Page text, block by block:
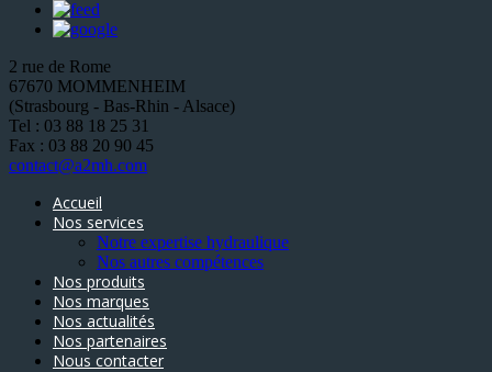
2 rue de Rome
67670 MOMMENHEIM
(Strasbourg - Bas-Rhin - Alsace)
Tel : 03 88 18 25 31
Fax : 03 88 20 90 45
contact@a2mh.com
Accueil
Nos services
Notre expertise hydraulique
Nos autres compétences
Nos produits
Nos marques
Nos actualités
Nos partenaires
Nous contacter